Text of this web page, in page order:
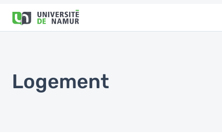
contenu
Logement